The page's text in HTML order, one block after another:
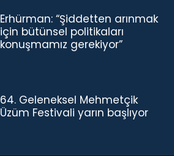
Erhürman: “Şiddetten arınmak
için bütünsel politikaları
konuşmamız gerekiyor”
64. Geleneksel Mehmetçik
Üzüm Festivali yarın başlıyor